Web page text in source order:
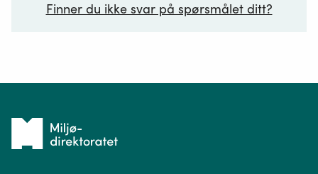
Finner du ikke svar på spørsmålet ditt?
Tilbake